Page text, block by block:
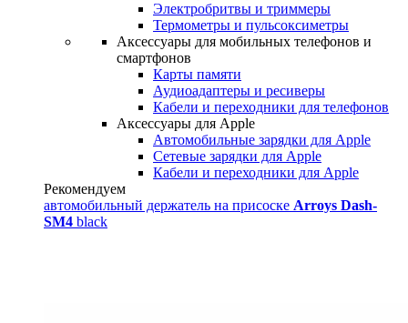
Электробритвы и триммеры
Термометры и пульсоксиметры
Аксессуары для мобильных телефонов и
смартфонов
Карты памяти
Аудиоадаптеры и ресиверы
Кабели и переходники для телефонов
Аксессуары для Apple
Автомобильные зарядки для Apple
Сетевые зарядки для Apple
Кабели и переходники для Apple
Рекомендуем
автомобильный держатель на присоске Arroys Dash-
SM4 black